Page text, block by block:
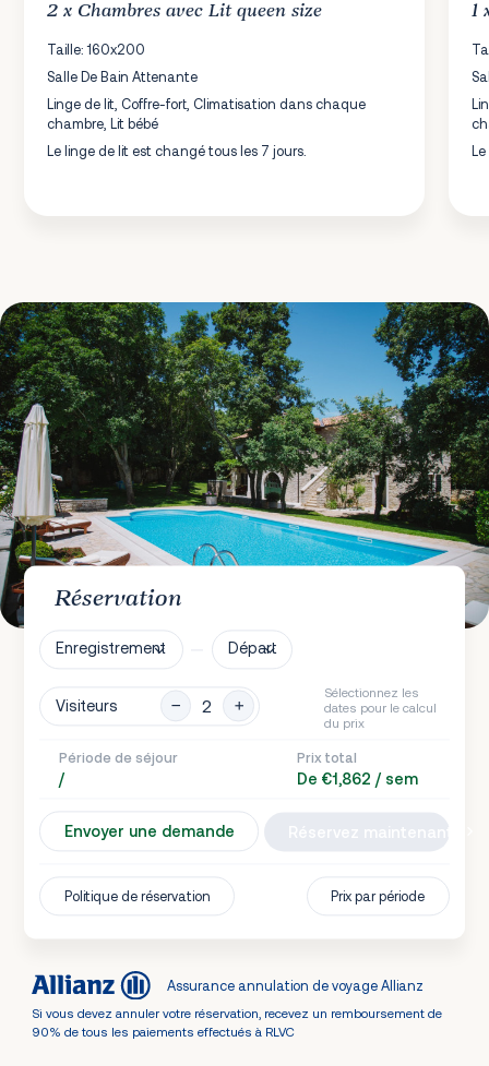
2 x Chambres avec Lit queen size
Taille: 160x200
Salle De Bain Attenante
Linge de lit, Coffre-fort, Climatisation dans chaque
chambre, Lit bébé
Le linge de lit est changé tous les 7 jours.
1
Réservation
Enregistrement Départ
Visiteurs
Sélectionnez les
dates pour le calcul
du prix
Période de séjour
/
Prix total
De €1,862 / sem
Envoyer une demande
Politique de réservation Prix par période
Assurance annulation de voyage Allianz
Si vous devez annuler votre réservation, recevez un remboursement de
90% de tous les paiements effectués à RLVC